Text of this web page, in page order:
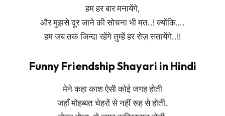
हम हर बार मनायेंगे,
और मुझसे दूर जाने की सोचना भी मत..! क्योंकि….
हम जब तक जिन्दा रहेंगे तुम्हें हर रोज़ सतायेंगे..!!
Funny Friendship Shayari in Hindi
मेने कहा काश ऐसी कोई जगह होती
जहाँ मोहब्बत चेहरों से नहीं रूह से होती.